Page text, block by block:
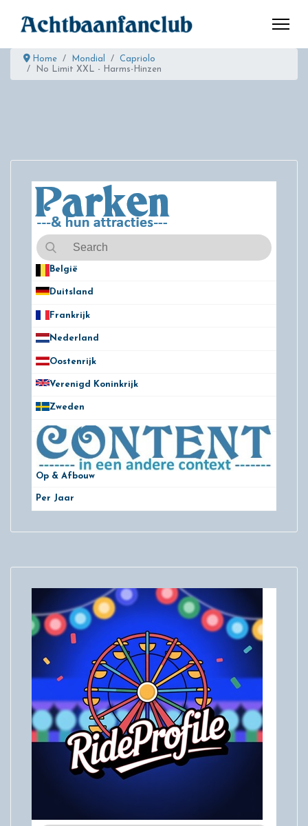
Home Mondial
Capriolo
No Limit XXL - Harms-Hinzen
België
Duitsland
Frankrijk
Nederland
Oostenrijk
Verenigd Koninkrijk
Zweden
Op & Afbouw
Per Jaar